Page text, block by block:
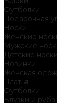
Футболки
Подарочная
Носки
Женские
Мужские
Детские носки
Новинки
Женская
Платья
Футболки
Блузки и